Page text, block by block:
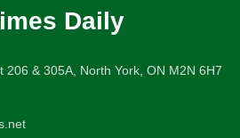
Daily
206 & 305A, North York, ON M2N 6H7